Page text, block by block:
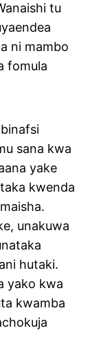
tu
ni mambo
fomula
sana kwa
yake
kwenda
unakuwa
hutaki.
yako kwa
kwamba